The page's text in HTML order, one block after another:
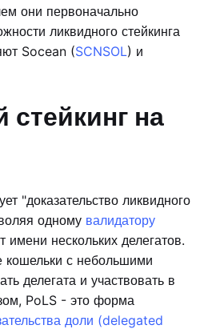
они первоначально
ликвидного стейкинга
Socean (SCNSOL) и
на
"доказательство ликвидного
одному валидатору
имени нескольких делегатов.
кошельки с небольшими
делегата и участвовать в
PoLS - это форма
доли (delegated